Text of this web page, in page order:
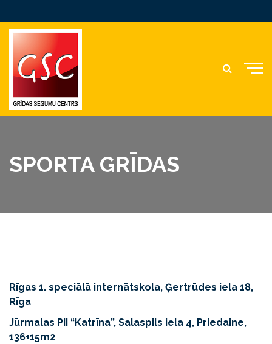
SPORTA GRĪDAS
Rīgas 1. speciālā internātskola, Ģertrūdes iela 18,
Rīga
Jūrmalas PII “Katrīna”, Salaspils iela 4, Priedaine,
136+15m2